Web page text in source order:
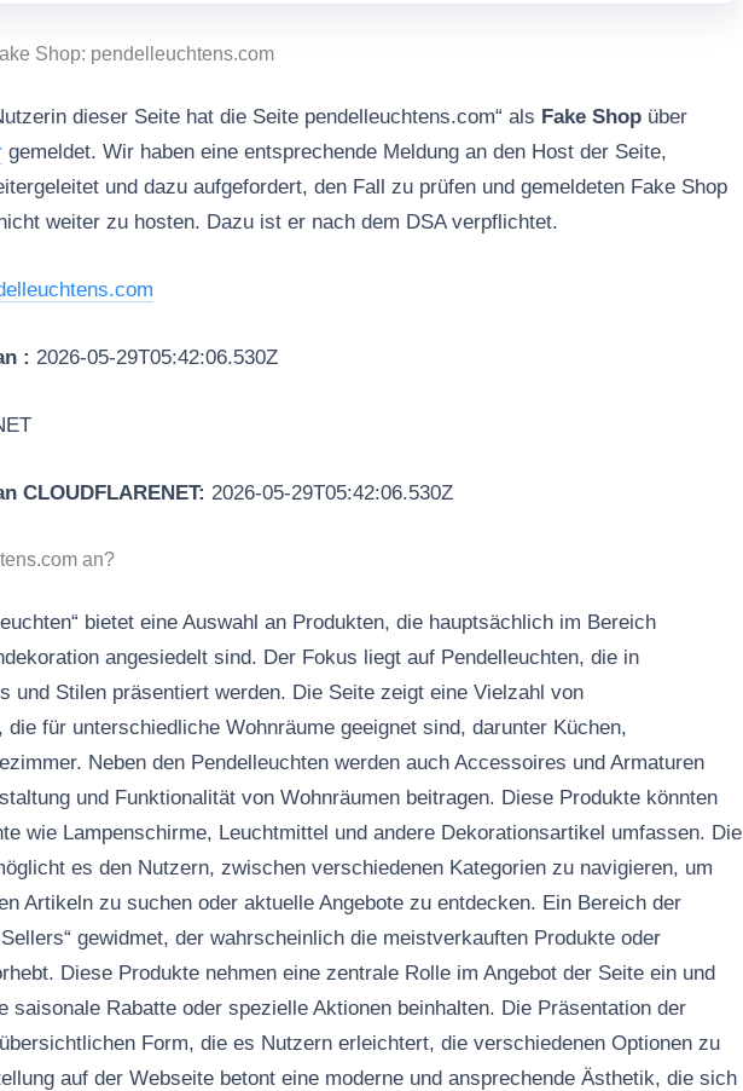
Shop: pendelleuchtens.com
dieser Seite hat die Seite pendelleuchtens.com“ als Fake Shop über
gemeldet. Wir haben eine entsprechende Meldung an den Host der Seite,
und dazu aufgefordert, den Fall zu prüfen und gemeldeten Fake Shop
weiter zu hosten. Dazu ist er nach dem DSA verpflichtet.
: 2026-05-29T05:42:06.530Z
CLOUDFLARENET: 2026-05-29T05:42:06.530Z
an?
bietet eine Auswahl an Produkten, die hauptsächlich im Bereich
angesiedelt sind. Der Fokus liegt auf Pendelleuchten, die in
und Stilen präsentiert werden. Die Seite zeigt eine Vielzahl von
die für unterschiedliche Wohnräume geeignet sind, darunter Küchen,
Neben den Pendelleuchten werden auch Accessoires und Armaturen
und Funktionalität von Wohnräumen beitragen. Diese Produkte könnten
wie Lampenschirme, Leuchtmittel und andere Dekorationsartikel umfassen. Die
es den Nutzern, zwischen verschiedenen Kategorien zu navigieren, um
Artikeln zu suchen oder aktuelle Angebote zu entdecken. Ein Bereich der
gewidmet, der wahrscheinlich die meistverkauften Produkte oder
Diese Produkte nehmen eine zentrale Rolle im Angebot der Seite ein und
saisonale Rabatte oder spezielle Aktionen beinhalten. Die Präsentation der
Form, die es Nutzern erleichtert, die verschiedenen Optionen zu
auf der Webseite betont eine moderne und ansprechende Ästhetik, die sich